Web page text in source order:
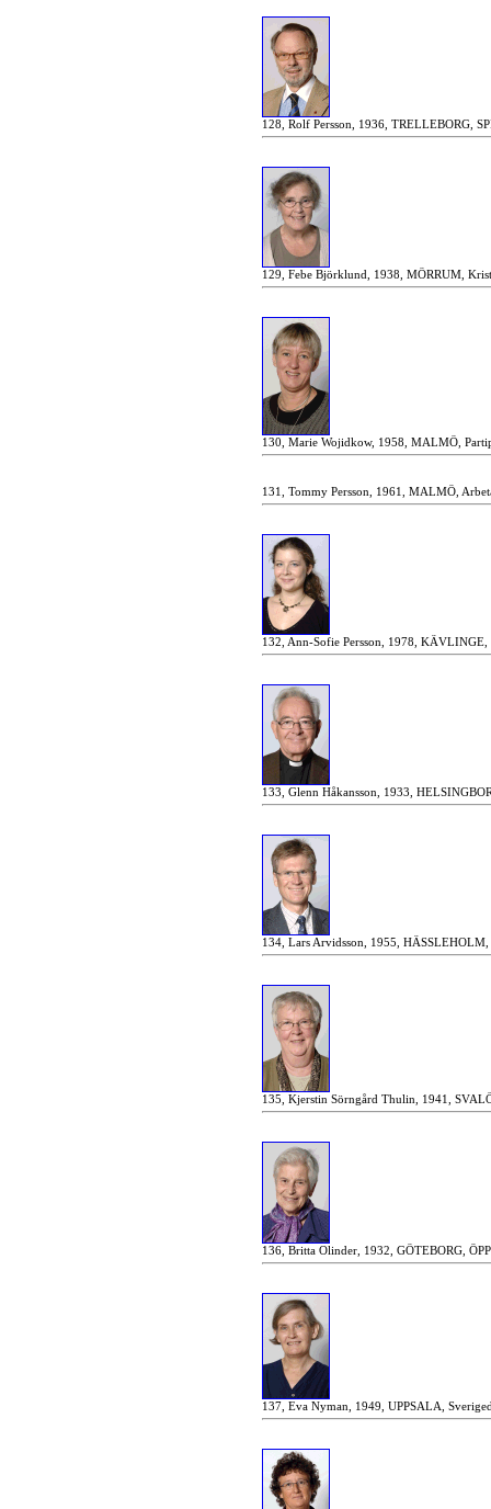
128, Rolf Persson, 1936, TRELLEBORG,
129, Febe Björklund, 1938, MÖRRUM,
130, Marie Wojidkow, 1958, MALMÖ,
131, Tommy Persson, 1961, MALMÖ,
132, Ann-Sofie Persson, 1978, KÄVLINGE,
133, Glenn Håkansson, 1933,
134, Lars Arvidsson, 1955,
135, Kjerstin Sörngård Thulin, 1941,
136, Britta Olinder, 1932, GÖTEBORG,
137, Eva Nyman, 1949, UPPSALA,